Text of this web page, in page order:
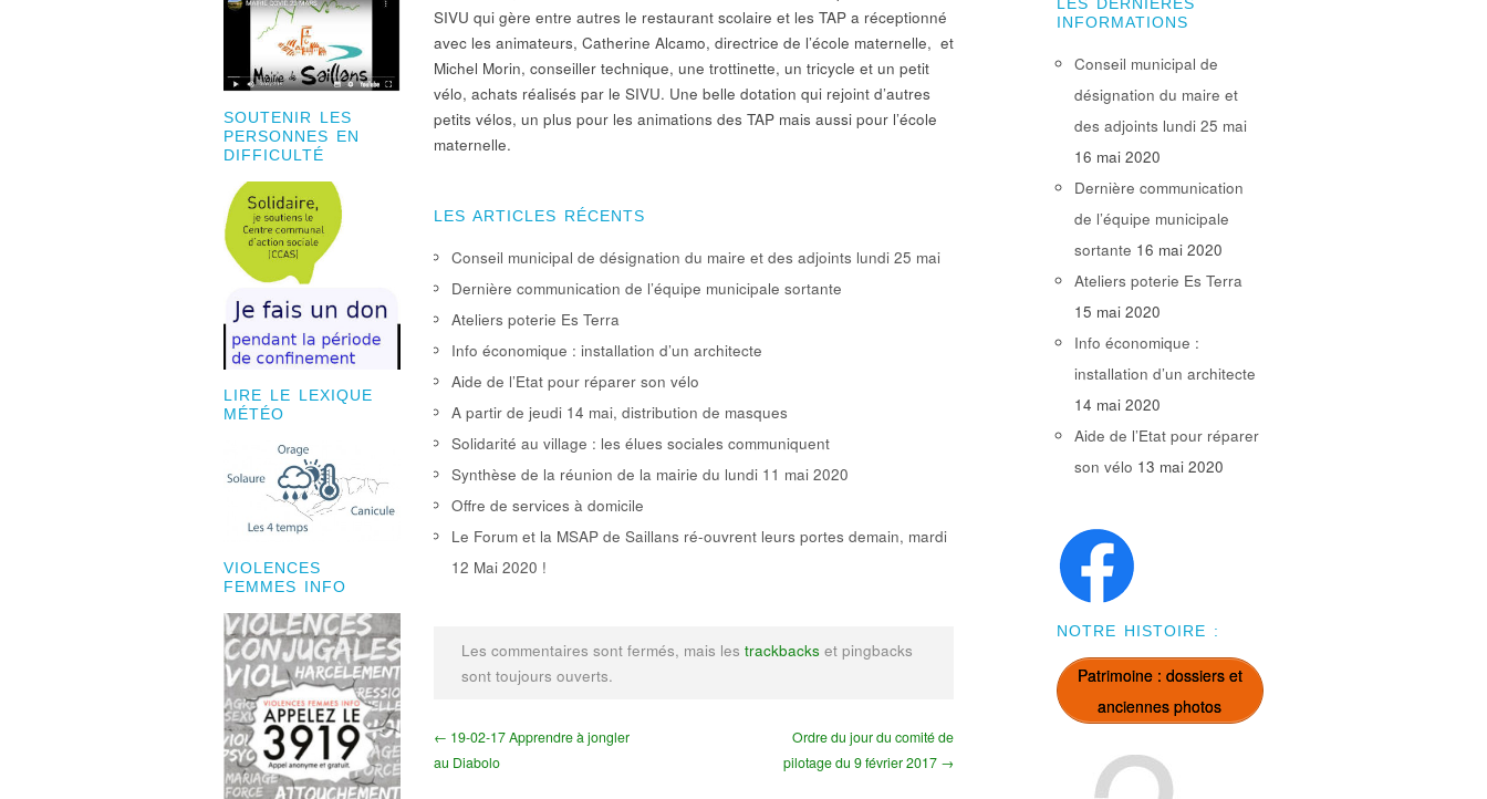
SOUTENIR LES
PERSONNES EN
DIFFICULTÉ
LIRE LE LEXIQUE
MÉTÉO
VIOLENCES
FEMMES INFO
SIVU qui gère entre autres le restaurant scolaire et les TAP a réceptionné
avec les animateurs, Catherine Alcamo, directrice de l’école maternelle, et
Michel Morin, conseiller technique, une trottinette, un tricycle et un petit
vélo, achats réalisés par le SIVU. Une belle dotation qui rejoint d’autres
petits vélos, un plus pour les animations des TAP mais aussi pour l’école
maternelle.
LES ARTICLES RÉCENTS
Conseil municipal de désignation du maire et des adjoints lundi 25 mai
Dernière communication de l’équipe municipale sortante
Ateliers poterie Es Terra
Info économique : installation d’un architecte
Aide de l’Etat pour réparer son vélo
A partir de jeudi 14 mai, distribution de masques
Solidarité au village : les élues sociales communiquent
Synthèse de la réunion de la mairie du lundi 11 mai 2020
Offre de services à domicile
Le Forum et la MSAP de Saillans ré-ouvrent leurs portes demain, mardi
12 Mai 2020 !
Les commentaires sont fermés, mais les trackbacks et pingbacks
sont toujours ouverts.
← 19-02-17 Apprendre à jongler
au Diabolo
Ordre du jour du comité de
pilotage du 9 février 2017 →
LES DERNIÈRES
INFORMATIONS
Conseil municipal de
désignation du maire et
des adjoints lundi 25 mai
16 mai 2020
Dernière communication
de l’équipe municipale
sortante 16 mai 2020
Ateliers poterie Es Terra
15 mai 2020
Info économique :
installation d’un architecte
14 mai 2020
Aide de l’Etat pour réparer
son vélo 13 mai 2020
NOTRE HISTOIRE :
Patrimoine : dossiers et
anciennes photos